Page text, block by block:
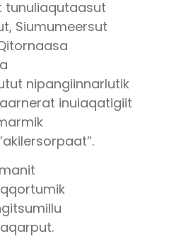
tunuliaqutaasut
Siumumeersut
nipangiinnarlutik
inuiaqatigiit